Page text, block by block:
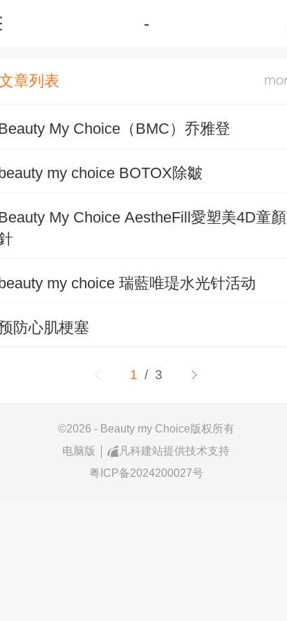
-
章列表
My Choice（BMC）乔雅登
my choice BOTOX除皺
My Choice AestheFill愛塑美4D童顏
my choice 瑞藍唯瑅水光针活动
防心肌梗塞
1 / 3
©2026 - Beauty my Choice版权所有
电脑版
凡科建站提供技术支持
粤ICP备2024200027号